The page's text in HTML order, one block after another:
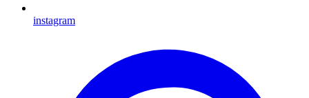
instagram